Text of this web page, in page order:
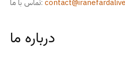
تماس با ما:
درباره ما